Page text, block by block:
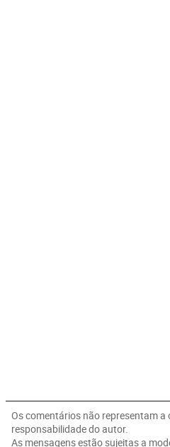
Os comentários não representam a
responsabilidade do autor.
As mensagens estão sujeitas a